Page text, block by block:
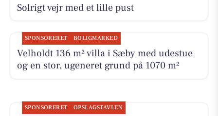
Solrigt vejr med et lille pust
SPONSORERET BOLIGMARKED
Velholdt 136 m² villa i Sæby med udestue
og en stor, ugeneret grund på 1070 m²
SPONSORERET OPSLAGSTAVLEN